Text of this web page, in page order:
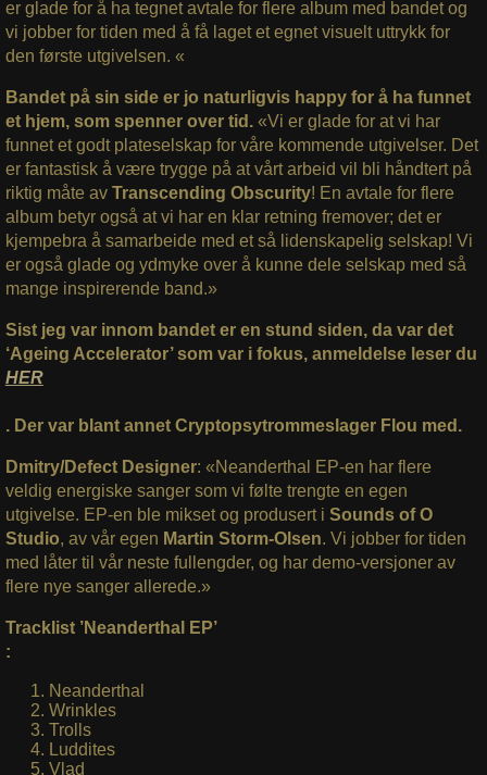
er glade for å ha tegnet avtale for flere album med bandet og
vi jobber for tiden med å få laget et egnet visuelt uttrykk for
den første utgivelsen. «
Bandet på sin side er jo naturligvis happy for å ha funnet
et hjem, som spenner over tid.«Vi er glade for at vi har
funnet et godt plateselskap for våre kommende utgivelser. Det
er fantastisk å være trygge på at vårt arbeid vil bli håndtert på
riktig måte av Transcending Obscurity! En avtale for flere
album betyr også at vi har en klar retning fremover; det er
kjempebra å samarbeide med et så lidenskapelig selskap! Vi
er også glade og ydmyke over å kunne dele selskap med så
mange inspirerende band.»
Sist jeg var innom bandet er en stund siden, da var det
‘Ageing Accelerator’ som var i fokus, anmeldelse leser du
HER
. Der var blant annet Cryptopsytrommeslager Flou med.
Dmitry/Defect Designer: «Neanderthal EP-en har flere
veldig energiske sanger som vi følte trengte en egen
utgivelse. EP-en ble mikset og produsert i Sounds of O
Studio, av vår egen Martin Storm-Olsen. Vi jobber for tiden
med låter til vår neste fullengder, og har demo-versjoner av
flere nye sanger allerede.»
Tracklist ’Neanderthal EP’
:
Neanderthal
Wrinkles
Trolls
Luddites
Vlad